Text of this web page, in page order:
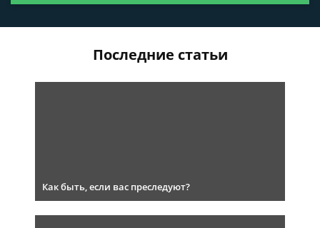
Последние статьи
Как быть, если вас преследуют?